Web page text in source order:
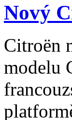
Nový
Citroën
modelu